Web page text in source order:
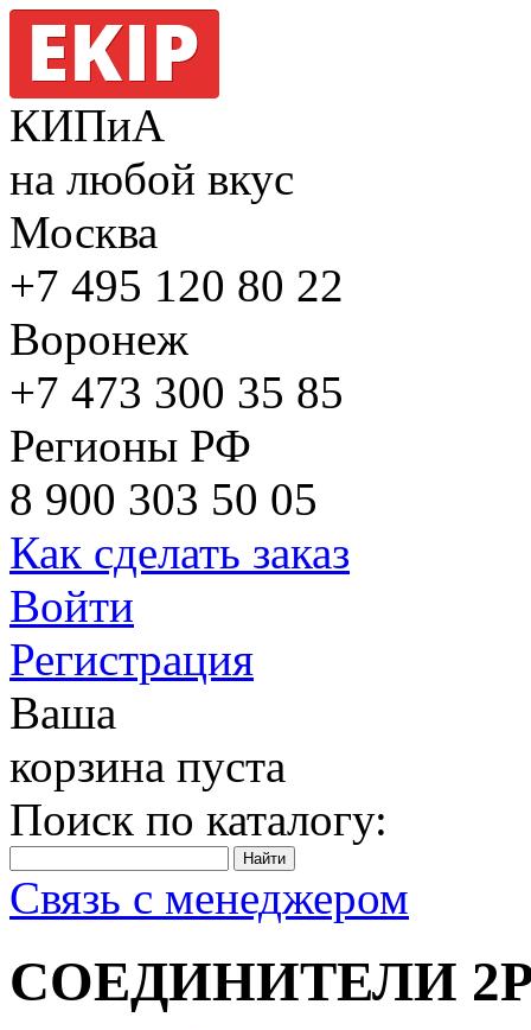
КИПиА
на любой вкус
Москва
+7 495 120 80 22
Воронеж
+7 473 300 35 85
Регионы РФ
8 900 303 50 05
Как сделать заказ
Войти
Регистрация
Ваша
корзина пуста
Поиск по каталогу:
Связь с менеджером
СОЕДИНИТЕЛИ